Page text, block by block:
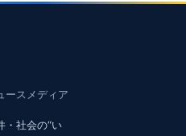
ースメディア
・社会の“い